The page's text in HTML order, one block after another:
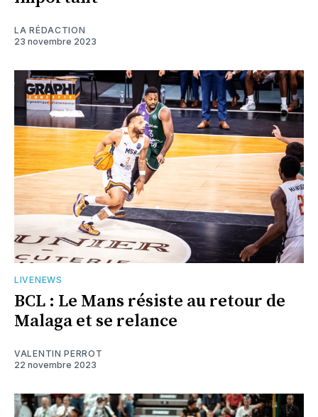
LA RÉDACTION
23 novembre 2023
LIVENEWS
BCL : Le Mans résiste au retour de
Malaga et se relance
VALENTIN PERROT
22 novembre 2023